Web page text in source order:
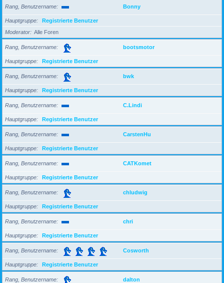
Rang, Benutzername Bonny
Hauptgruppe
Registrierte Benutzer
Moderator
Alle Foren
Rang, Benutzername bootsmotor
Hauptgruppe Registrierte Benutzer
Rang, Benutzername bwk
Hauptgruppe Registrierte Benutzer
Rang, Benutzername C.Lindi
Hauptgruppe Registrierte Benutzer
Rang, Benutzername CarstenHu
Hauptgruppe Registrierte Benutzer
Rang, Benutzername CATKomet
Hauptgruppe Registrierte Benutzer
Rang, Benutzername chludwig
Hauptgruppe Registrierte Benutzer
Rang, Benutzername chri
Hauptgruppe Registrierte Benutzer
Rang, Benutzername Cosworth
Hauptgruppe Registrierte Benutzer
Rang, Benutzername dalton